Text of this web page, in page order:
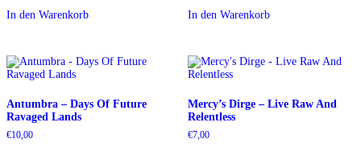
In den Warenkorb In den Warenkorb
Antumbra – Days Of Future
Ravaged Lands
€10,00
Mercy’s Dirge – Live Raw And
Relentless
€7,00